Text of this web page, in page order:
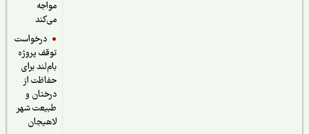
درخواست
توقف پروژه
بام‌لند برای
حفاظت از
درختان و
طبیعت شهر
لاهیجان